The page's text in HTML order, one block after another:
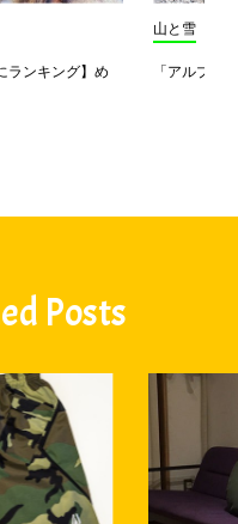
ランキング】め
山と雪
「アルプス
Posts